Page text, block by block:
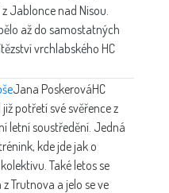
Jablonce nad Nisou.
až do samostatných
vrchlabského HC
Jana PoskerováHC
potřetí své svěřence z
letní soustředění. Jedná
kde jde jak o
Také letos se
Trutnova a jelo se ve